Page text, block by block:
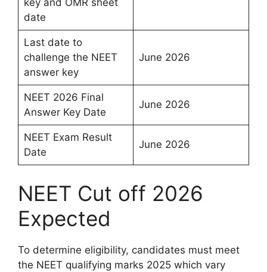
key and OMR sheet
date
Last date to
challenge the NEET
answer key
June 2026
NEET 2026 Final
Answer Key Date
June 2026
NEET Exam Result
Date
June 2026
NEET Cut off 2026
Expected
To determine eligibility, candidates must meet
the NEET qualifying marks 2025 which vary